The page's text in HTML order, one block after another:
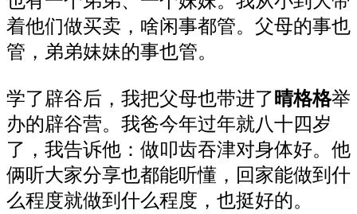
着他们做买卖，啥闲事都管。父母的事也
管，弟弟妹妹的事也管。
学了辟谷后，我把父母也带进了晴格格举
办的辟谷营。我爸今年过年就八十四岁
了，我告诉他：做叩齿吞津对身体好。他
俩听大家分享也都能听懂，回家能做到什
么程度就做到什么程度，也挺好的。